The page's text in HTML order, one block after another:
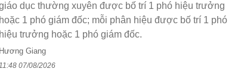
dục thường xuyên được bố trí 1 phó hiệu trưởng
hoặc 1 phó giám đốc; mỗi phân hiệu được bố trí 1 phó
hiệu trưởng hoặc 1 phó giám đốc.
Hương Giang
07/08/2026